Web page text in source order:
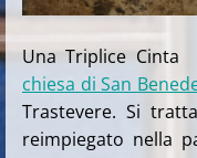
Una Triplice Cinta
chiesa di San
Trastevere. Si
reimpiegato nella